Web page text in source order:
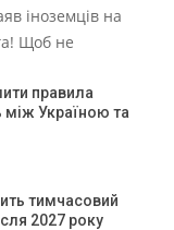
іноземців на
Щоб не
правила
між Україною та
тимчасовий
2027 року